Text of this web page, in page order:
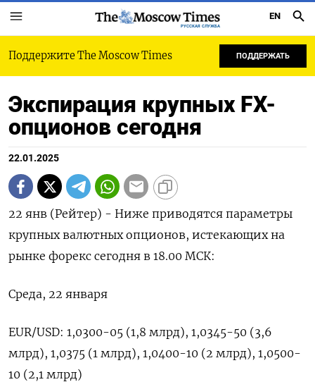
РУССКАЯ СЛУЖБА
EN
Поддержите The Moscow Times ПОДДЕРЖАТЬ
Экспирация крупных FX-
опционов сегодня
22.01.2025
22 янв (Рейтер) - Ниже приводятся параметры
крупных валютных опционов, истекающих на
рынке форекс сегодня в 18.00 МСК:
Среда, 22 января
EUR/USD: 1,0300-05 (1,8 млрд), 1,0345-50 (3,6
млрд), 1,0375 (1 млрд), 1,0400-10 (2 млрд), 1,0500-
10 (2,1 млрд)